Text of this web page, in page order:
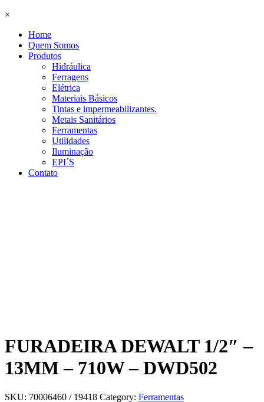
×
Home
Quem Somos
Produtos
Hidráulica
Ferragens
Elétrica
Materiais Básicos
Tintas e impermeabilizantes.
Metais Sanitários
Ferramentas
Utilidades
Iluminação
EPI´S
Contato
FURADEIRA DEWALT 1/2″ –
13MM – 710W – DWD502
SKU: 70006460 / 19418 Category: Ferramentas